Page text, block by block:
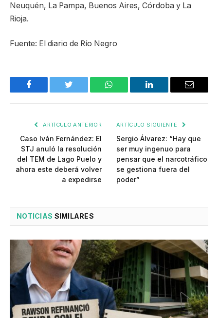
Neuquén, La Pampa, Buenos Aires, Córdoba y La
Rioja.
Fuente: El diario de Río Negro
Facebook Twitter WhatsApp LinkedIn Email
ARTÍCULO ANTERIOR
Caso Iván Fernández: El
STJ anuló la resolución
del TEM de Lago Puelo y
ahora este deberá volver
a expedirse
ARTÍCULO SIGUIENTE
Sergio Álvarez: “Hay que
ser muy ingenuo para
pensar que el narcotráfico
se gestiona fuera del
poder”
NOTICIAS SIMILARES